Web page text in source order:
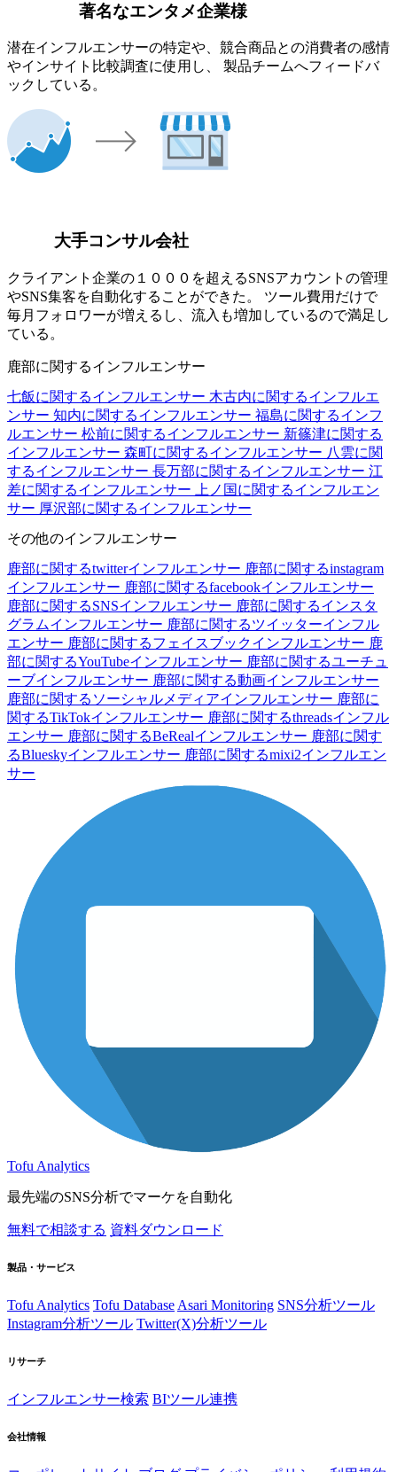
著名なエンタメ企業様
潜在インフルエンサーの特定や、競合商品との消費者の感情
やインサイト比較調査に使用し、 製品チームへフィードバ
ックしている。
大手コンサル会社
クライアント企業の１０００を超えるSNSアカウントの管理
やSNS集客を自動化することができた。 ツール費用だけで
毎月フォロワーが増えるし、流入も増加しているので満足し
ている。
鹿部に関するインフルエンサー
七飯に関するインフルエンサー 木古内に関するインフルエ
ンサー 知内に関するインフルエンサー 福島に関するインフ
ルエンサー 松前に関するインフルエンサー 新篠津に関する
インフルエンサー 森町に関するインフルエンサー 八雲に関
するインフルエンサー 長万部に関するインフルエンサー 江
差に関するインフルエンサー
上ノ国に関するインフルエン
サー 厚沢部に関するインフルエンサー
その他のインフルエンサー
鹿部に関するtwitterインフルエンサー 鹿部に関するinstagram
インフルエンサー 鹿部に関するfacebookインフルエンサー
鹿部に関するSNSインフルエンサー 鹿部に関するインスタ
グラムインフルエンサー 鹿部に関するツイッターインフル
エンサー 鹿部に関するフェイスブックインフルエンサー 鹿
部に関するYouTubeインフルエンサー 鹿部に関するユーチュ
ーブインフルエンサー 鹿部に関する動画インフルエンサー
鹿部に関するソーシャルメディアインフルエンサー 鹿部に
関するTikTokインフルエンサー 鹿部に関するthreadsインフル
エンサー 鹿部に関するBeRealインフルエンサー 鹿部に関す
るBlueskyインフルエンサー 鹿部に関するmixi2インフルエン
サー
Tofu Analytics
最先端のSNS分析でマーケを自動化
無料で相談する 資料ダウンロード
製品・サービス
Tofu Analytics Tofu Database Asari Monitoring SNS分析ツール
Instagram分析ツール Twitter(X)分析ツール
リサーチ
インフルエンサー検索 BIツール連携
会社情報